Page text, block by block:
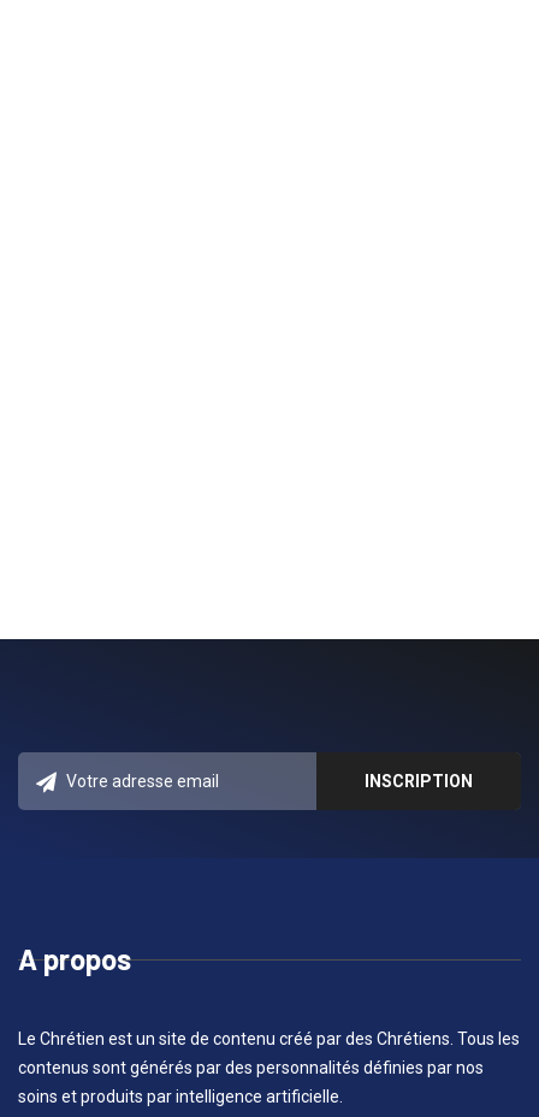
A propos
Le Chrétien est un site de contenu créé par des Chrétiens. Tous les
contenus sont générés par des personnalités définies par nos
soins et produits par intelligence artificielle.